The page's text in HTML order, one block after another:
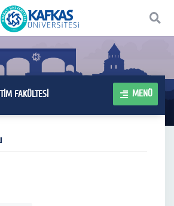
FAKÜLTESİ MENÜ